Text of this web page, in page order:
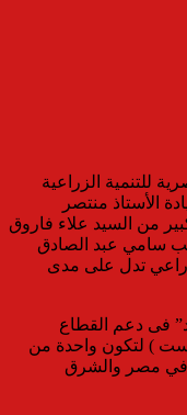
للتنمية الزراعية
الأستاذ منتصر
من السيد علاء فاروق
سامي عبد الصادق
تدل على مدى
فى دعم القطاع
) لتكون واحدة من
في مصر والشرق